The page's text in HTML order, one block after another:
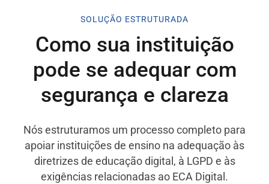
SOLUÇÃO ESTRUTURADA
Como sua instituição
pode se adequar com
segurança e clareza
Nós estruturamos um processo completo para
apoiar instituições de ensino na adequação às
diretrizes de educação digital, à LGPD e às
exigências relacionadas ao ECA Digital.